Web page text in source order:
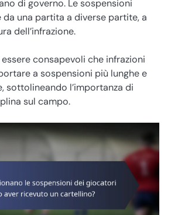
di governo. Le sospensioni
una partita a diverse partite, a
dell’infrazione.
consapevoli che infrazioni
a sospensioni più lunghe e
sottolineando l’importanza di
sul campo.